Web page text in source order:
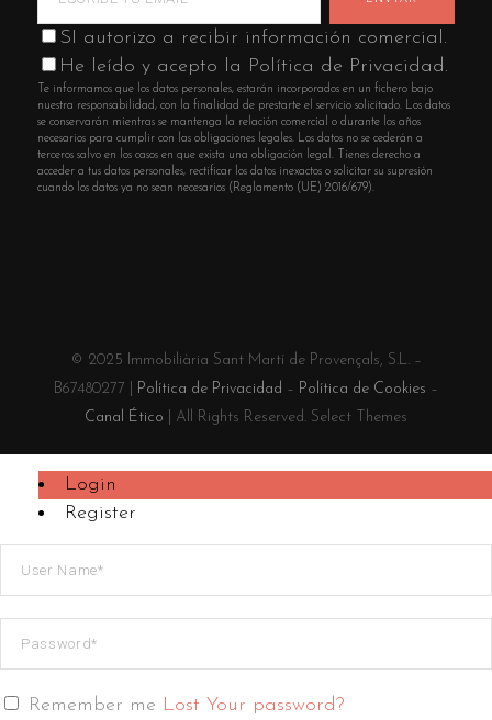
SI autorizo a recibir información comercial.
He leído y acepto la Política de Privacidad.
Te informamos que los datos personales, estarán incorporados en un fichero bajo
nuestra responsabilidad, con la finalidad de prestarte el servicio solicitado. Los datos
se conservarán mientras se mantenga la relación comercial o durante los años
necesarios para cumplir con las obligaciones legales. Los datos no se cederán a
terceros salvo en los casos en que exista una obligación legal. Tienes derecho a
acceder a tus datos personales, rectificar los datos inexactos o solicitar su supresión
cuando los datos ya no sean necesarios (Reglamento (UE) 2016/679).
© 2025 Immobiliària Sant Martí de Provençals, S.L. –
B67480277 |
Política de Privacidad – Política de Cookies –
Canal Ético | All Rights Reserved. Select Themes
Login
Register
Remember me Lost Your password?